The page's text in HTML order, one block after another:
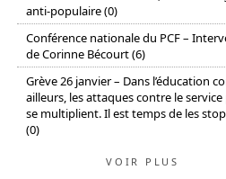
anti-populaire (0)
Conférence nationale du PCF –
de Corinne Bécourt (6)
Grève 26 janvier – Dans l’éducation
ailleurs, les attaques contre le
se multiplient. Il est temps de les
(0)
VOIR PLUS